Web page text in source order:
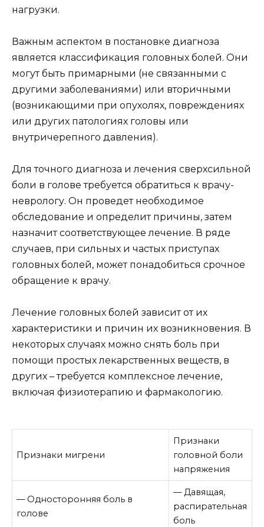
нагрузки.
Важным аспектом в постановке диагноза
является классификация головных болей. Они
могут быть примарными (не связанными с
другими заболеваниями) или вторичными
(возникающими при опухолях, повреждениях
или других патологиях головы или
внутричерепного давления).
Для точного диагноза и лечения сверхсильной
боли в голове требуется обратиться к врачу-
неврологу. Он проведет необходимое
обследование и определит причины, затем
назначит соответствующее лечение. В ряде
случаев, при сильных и частых приступах
головных болей, может понадобиться срочное
обращение к врачу.
Лечение головных болей зависит от их
характеристики и причин их возникновения. В
некоторых случаях можно снять боль при
помощи простых лекарственных веществ, в
других – требуется комплексное лечение,
включая физиотерапию и фармакологию.
Признаки мигрени
Признаки
головной боли
напряжения
— Односторонняя боль в
голове
— Давящая,
распирательная
боль